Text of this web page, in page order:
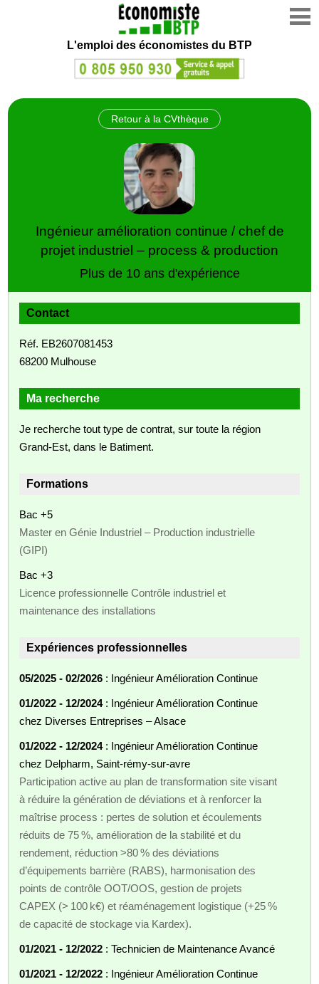
L'emploi des économistes du BTP
Retour à la CVthèque
Ingénieur amélioration continue / chef de
projet industriel – process & production
Plus de 10 ans d'expérience
Contact
Réf. EB2607081453
68200 Mulhouse
Ma recherche
Je recherche tout type de contrat, sur toute la région
Grand-Est, dans le Batiment.
Formations
Bac +5
Master en Génie Industriel – Production industrielle
(GIPI)
Bac +3
Licence professionnelle Contrôle industriel et
maintenance des installations
Expériences professionnelles
05/2025 - 02/2026 : Ingénieur Amélioration Continue
01/2022 - 12/2024: Ingénieur Amélioration Continue
chez Diverses Entreprises – Alsace
01/2022 - 12/2024: Ingénieur Amélioration Continue
chez Delpharm, Saint‑rémy‑sur‑avre
Participation active au plan de transformation site visant
à réduire la génération de déviations et à renforcer la
maîtrise process : pertes de solution et écoulements
réduits de 75 %, amélioration de la stabilité et du
rendement, réduction >80 % des déviations
d’équipements barrière (RABS), harmonisation des
points de contrôle OOT/OOS, gestion de projets
CAPEX (> 100 k€) et réaménagement logistique (+25 %
de capacité de stockage via Kardex).
01/2021 - 12/2022 : Technicien de Maintenance Avancé
01/2021 - 12/2022 : Ingénieur Amélioration Continue